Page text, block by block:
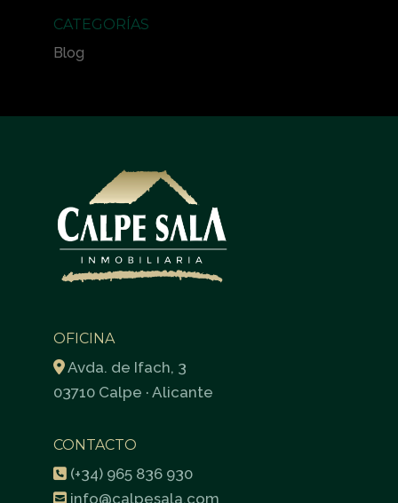
CATEGORÍAS
Blog
OFICINA
Avda. de Ifach, 3
03710 Calpe · Alicante
CONTACTO
(+34) 965 836 930
info@calpesala.com